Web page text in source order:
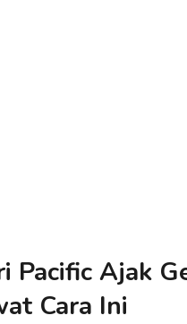
Pacific Ajak
Cara Ini